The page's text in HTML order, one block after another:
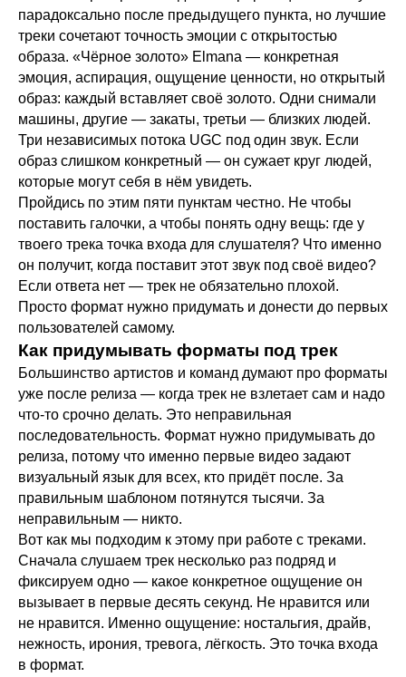
парадоксально после предыдущего пункта, но лучшие
треки сочетают точность эмоции с открытостью
образа. «Чёрное золото» Elmana — конкретная
эмоция, аспирация, ощущение ценности, но открытый
образ: каждый вставляет своё золото. Одни снимали
машины, другие — закаты, третьи — близких людей.
Три независимых потока UGC под один звук. Если
образ слишком конкретный — он сужает круг людей,
которые могут себя в нём увидеть.
Пройдись по этим пяти пунктам честно. Не чтобы
поставить галочки, а чтобы понять одну вещь: где у
твоего трека точка входа для слушателя? Что именно
он получит, когда поставит этот звук под своё видео?
Если ответа нет — трек не обязательно плохой.
Просто формат нужно придумать и донести до первых
пользователей самому.
Как придумывать форматы под трек
Большинство артистов и команд думают про форматы
уже после релиза — когда трек не взлетает сам и надо
что-то срочно делать. Это неправильная
последовательность. Формат нужно придумывать до
релиза, потому что именно первые видео задают
визуальный язык для всех, кто придёт после. За
правильным шаблоном потянутся тысячи. За
неправильным — никто.
Вот как мы подходим к этому при работе с треками.
Сначала слушаем трек несколько раз подряд и
фиксируем одно — какое конкретное ощущение он
вызывает в первые десять секунд. Не нравится или
не нравится. Именно ощущение: ностальгия, драйв,
нежность, ирония, тревога, лёгкость. Это точка входа
в формат.